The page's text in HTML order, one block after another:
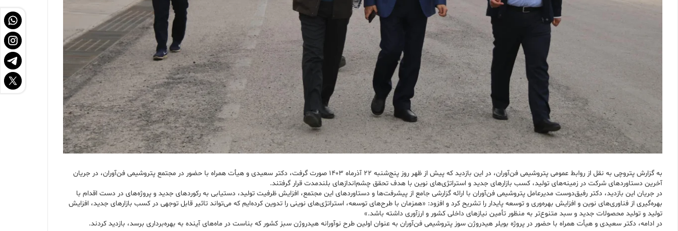
به گزارش پتروچی به نقل از روابط عمومی پتروشیمی فن‌آوران، در این بازدید که پیش از ظهر روز پنج‌شنبه ۲۲ آذرماه ۱۴۰۳ صورت گرفت، دکتر سعیدی و هیأت همراه با حضور در مجتمع پتروشیمی فن‌آوران، در جریان
آخرین دستاوردهای شرکت در زمینه‌های تولید، کسب بازارهای جدید و استراتژی‌های نوین با هدف تحقق چشم‌اندازهای بلندمدت قرار گرفتند.
در جریان این بازدید، دکتر رفیق‌دوست مدیرعامل پتروشیمی فن‌آوران با ارائه گزارشی جامع از پیشرفت‌ها و دستاوردهای این مجتمع، افزایش ظرفیت تولید، دستیابی به رکوردهای جدید و پروژه‌های در دست اقدام با
بهره‌گیری از فناوری‌های نوین و افزایش بهره‌وری و توسعه پایدار را تشریح کرد و افزود: «همزمان با طرح‌های توسعه، استراتژی‌های نوینی را تدوین کرده‌ایم که می‌تواند تاثیر قابل توجهی در کسب بازارهای جدید، افزایش
تولید و تولید محصولات جدید و سبد متنوع‌تر به منظور تأمین نیازهای داخلی کشور و ارزآوری داشته باشد.»
در ادامه، دکتر سعیدی و هیأت همراه با حضور در پروژه بویلر هیدروژن سوز پتروشیمی فن‌آوران به عنوان اولین طرح نوآورانه هیدروژن سبز کشور که بناست در ماه‌های آینده به بهره‌برداری برسد، بازدید کردند.